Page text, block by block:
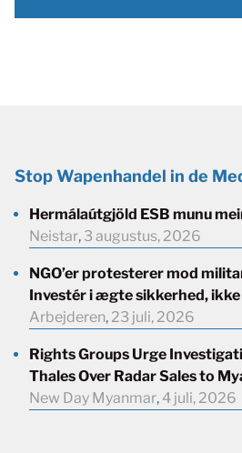
Stop Wapenhandel in de
Hermálaútgjöld ESB munu
Neistar, 3 augustus, 2026
NGO’er protesterer mod
Investér i ægte sikkerhed,
Arbejderen, 23 juli, 2026
Rights Groups Urge
Thales Over Radar Sales to
New Day Myanmar, 4 juli, 2026